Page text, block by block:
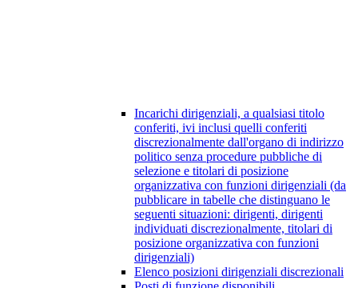
Incarichi dirigenziali, a qualsiasi titolo
conferiti, ivi inclusi quelli conferiti
discrezionalmente dall'organo di indirizzo
politico senza procedure pubbliche di
selezione e titolari di posizione
organizzativa con funzioni dirigenziali (da
pubblicare in tabelle che distinguano le
seguenti situazioni: dirigenti, dirigenti
individuati discrezionalmente, titolari di
posizione organizzativa con funzioni
dirigenziali)
Elenco posizioni dirigenziali discrezionali